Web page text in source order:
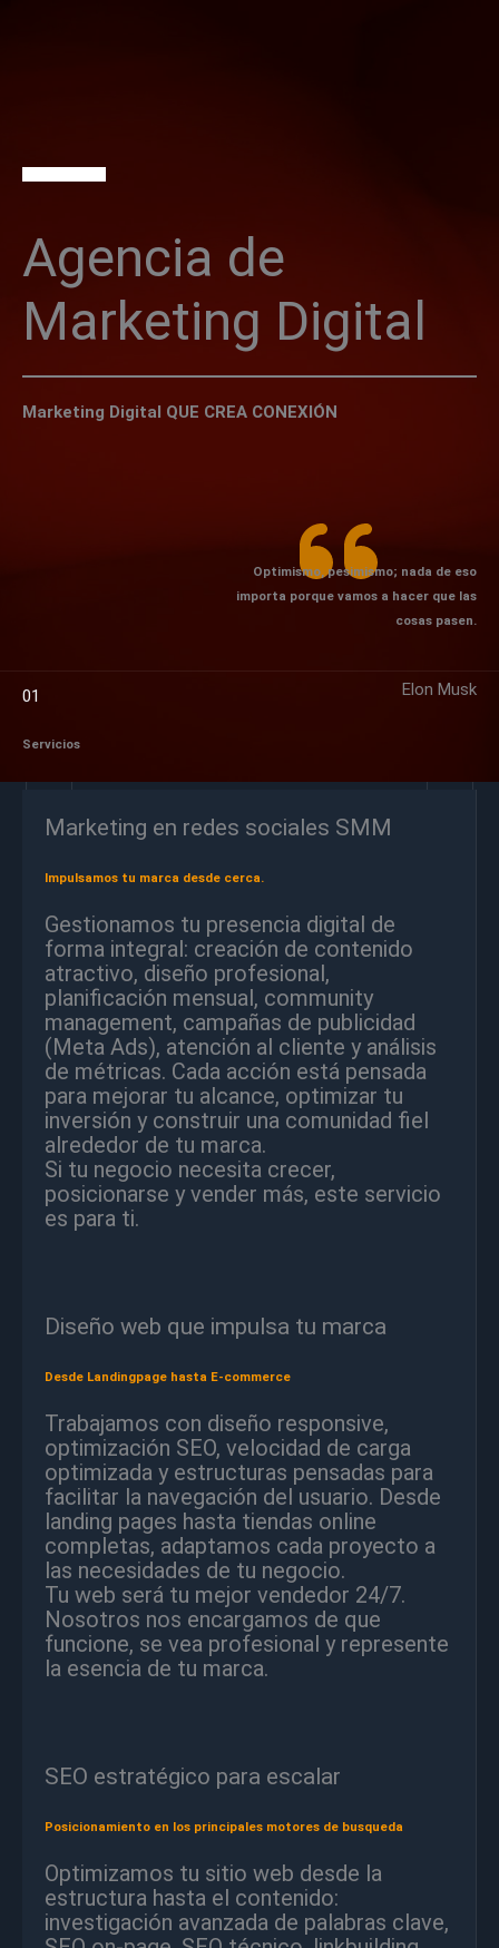
Agencia de
Marketing Digital
Marketing Digital QUE CREA CONEXIÓN
Optimismo, pesimismo; nada de eso
importa porque vamos a hacer que las
cosas pasen.
Elon Musk
01
Servicios
Marketing en redes sociales SMM
Impulsamos tu marca desde cerca.
Gestionamos tu presencia digital de
forma integral: creación de contenido
atractivo, diseño profesional,
planificación mensual, community
management, campañas de publicidad
(Meta Ads), atención al cliente y análisis
de métricas. Cada acción está pensada
para mejorar tu alcance, optimizar tu
inversión y construir una comunidad fiel
alrededor de tu marca.
Si tu negocio necesita crecer,
posicionarse y vender más, este servicio
es para ti.
Diseño web que impulsa tu marca
Desde Landingpage hasta E-commerce
Trabajamos con diseño responsive,
optimización SEO, velocidad de carga
optimizada y estructuras pensadas para
facilitar la navegación del usuario. Desde
landing pages hasta tiendas online
completas, adaptamos cada proyecto a
las necesidades de tu negocio.
Tu web será tu mejor vendedor 24/7.
Nosotros nos encargamos de que
funcione, se vea profesional y represente
la esencia de tu marca.
SEO estratégico para escalar
Posicionamiento en los principales motores de busqueda
Optimizamos tu sitio web desde la
estructura hasta el contenido:
investigación avanzada de palabras clave,